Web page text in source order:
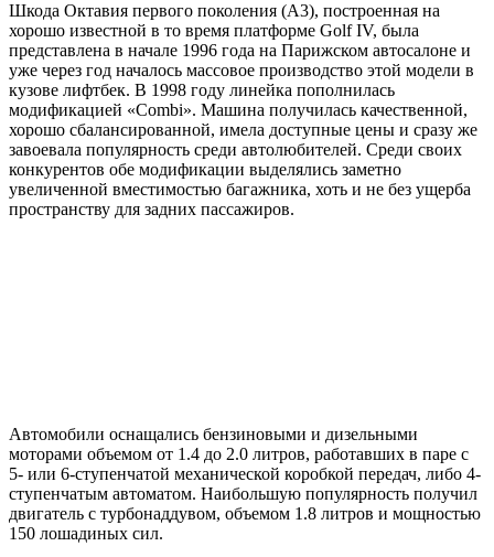
Шкода Октавия первого поколения (A3), построенная на
хорошо известной в то время платформе Golf IV, была
представлена в начале 1996 года на Парижском автосалоне и
уже через год началось массовое производство этой модели в
кузове лифтбек. В 1998 году линейка пополнилась
модификацией «Combi». Машина получилась качественной,
хорошо сбалансированной, имела доступные цены и сразу же
завоевала популярность среди автолюбителей. Среди своих
конкурентов обе модификации выделялись заметно
увеличенной вместимостью багажника, хоть и не без ущерба
пространству для задних пассажиров.
Автомобили оснащались бензиновыми и дизельными
моторами объемом от 1.4 до 2.0 литров, работавших в паре с
5- или 6-ступенчатой механической коробкой передач, либо 4-
ступенчатым автоматом. Наибольшую популярность получил
двигатель с турбонаддувом, объемом 1.8 литров и мощностью
150 лошадиных сил.